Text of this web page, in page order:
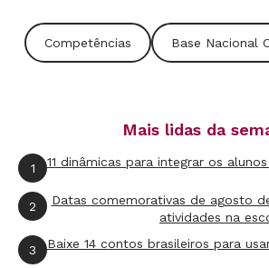
Os princípios de cidadania –
responsável e contribuir com a
habilidades para serem bem-
escola, no trabalho e em suas
Competências Base Nacional
Mais lidas da
1 11 dinâmicas para integrar os
2
Datas comemorativas de agosto
atividades na
3 Baixe 14 contos brasileiros para